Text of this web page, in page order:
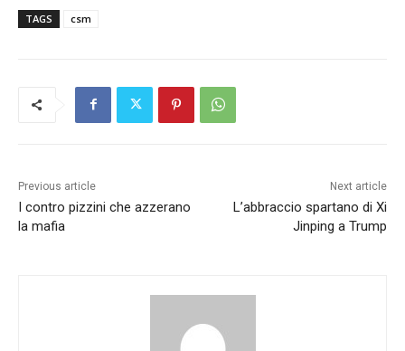
TAGS csm
Previous article
I contro pizzini che azzerano
la mafia
Next article
L’abbraccio spartano di Xi
Jinping a Trump